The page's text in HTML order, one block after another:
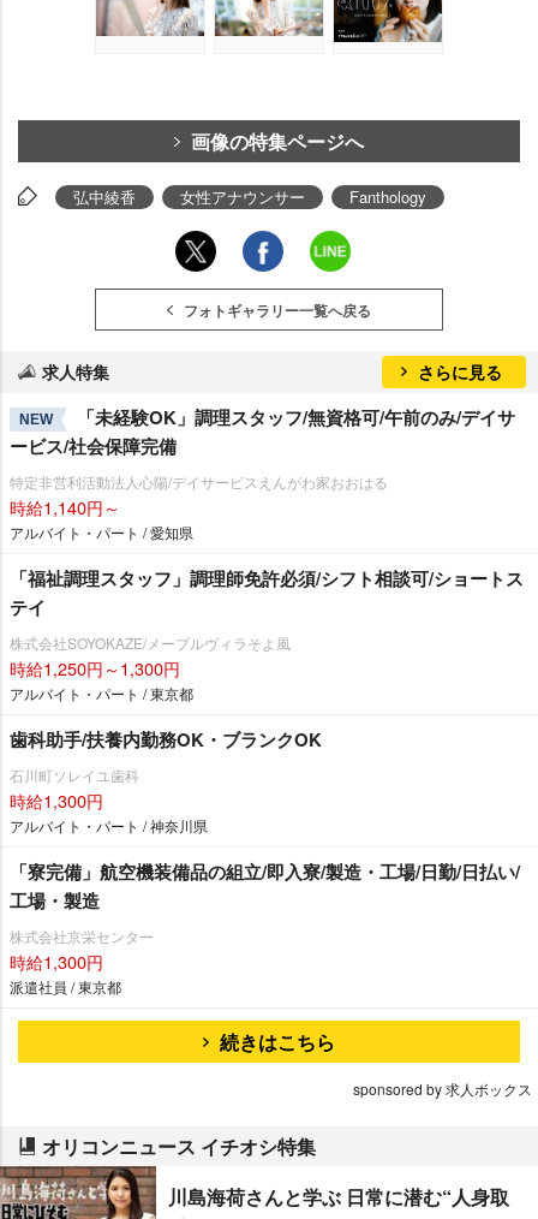
画像の特集ページへ
弘中綾香 女性アナウンサー Fanthology
フォトギャラリー一覧へ戻る
求人特集 さらに見る
NEW
「未経験OK」調理スタッフ/無資格可/午前のみ/デイサ
ービス/社会保障完備
特定非営利活動法人心陽/デイサービスえんがわ家おおはる
時給1,140円～
アルバイト・パート / 愛知県
「福祉調理スタッフ」調理師免許必須/シフト相談可/ショートス
テイ
株式会社SOYOKAZE/メープルヴィラそよ風
時給1,250円～1,300円
アルバイト・パート / 東京都
歯科助手/扶養内勤務OK・ブランクOK
石川町ソレイユ歯科
時給1,300円
アルバイト・パート / 神奈川県
「寮完備」航空機装備品の組立/即入寮/製造・工場/日勤/日払い/
工場・製造
株式会社京栄センター
時給1,300円
派遣社員 / 東京都
続きはこちら
sponsored by 求人ボックス
オリコンニュース イチオシ特集
川島海荷さんと学ぶ 日常に潜む“人身取